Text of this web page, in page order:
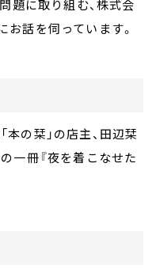
題に取り組む、株式会
話を伺っています。
の栞」の店主、田辺栞
一冊『夜を着こなせた